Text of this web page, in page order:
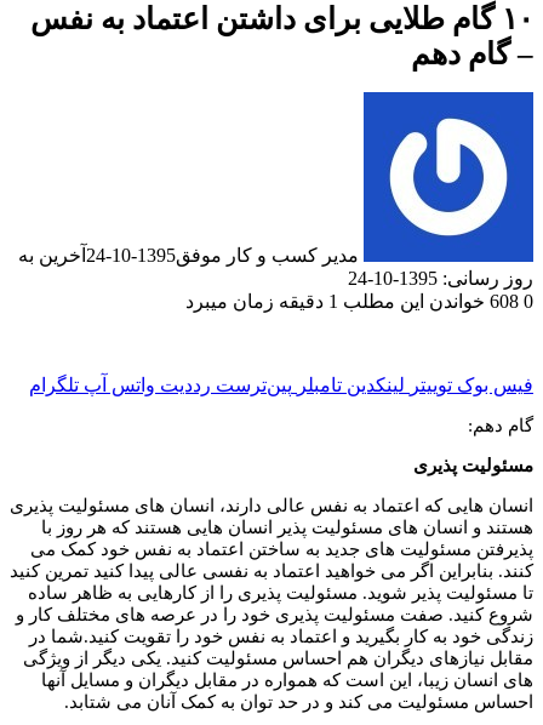
۱۰ گام طلایی برای داشتن اعتماد به نفس
– گام دهم
مدیر کسب و کار موفق1395-10-24
آخرین به
روز رسانی: 1395-10-24
0
خواندن این مطلب 1 دقیقه زمان میبرد
فیس بوک توییتر لینکدین ‫تامبلر ‫پین‌ترست ‫رددیت واتس آپ تلگرام
گام دهم:
مسئولیت پذیرى
انسان هایى که اعتماد به نفس عالى دارند، انسان هاى مسئولیت پذیرى
هستند و انسان هاى مسئولیت پذیر انسان هایى هستند که هر روز با
پذیرفتن مسئولیت هاى جدید به ساختن اعتماد به نفس خود کمک مى
کنند. بنابراین اگر مى خواهید اعتماد به نفسى عالى پیدا کنید تمرین کنید
تا مسئولیت پذیر شوید. مسئولیت پذیرى را از کارهایى به ظاهر ساده
شروع کنید. صفت مسئولیت پذیرى خود را در عرصه هاى مختلف کار و
زندگى خود به کار بگیرید و اعتماد به نفس خود را تقویت کنید.شما در
مقابل نیازهاى دیگران هم احساس مسئولیت کنید. یکى دیگر از ویژگى
هاى انسان زیبا، این است که همواره در مقابل دیگران و مسایل آنها
احساس مسئولیت مى کند و در حد توان به کمک آنان مى شتابد.